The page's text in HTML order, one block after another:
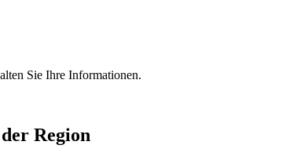
Sie Ihre Informationen.
der Region